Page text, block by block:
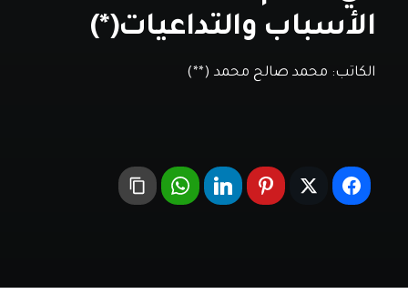
الأسباب والتداعيات(*)
الكاتب: محمد صالح محمد (**)